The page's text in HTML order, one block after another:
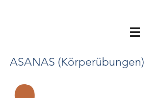
ASANAS (Körperübungen)